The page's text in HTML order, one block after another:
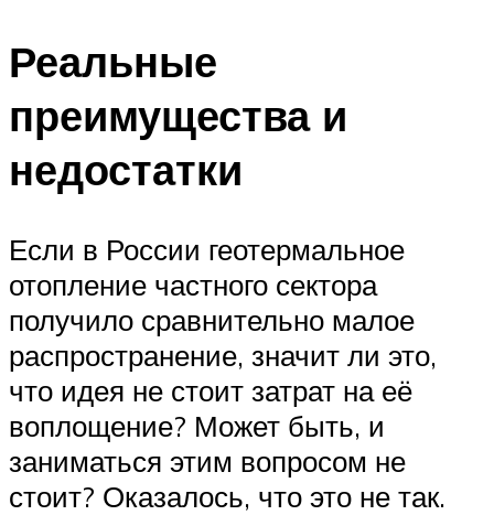
Реальные
преимущества и
недостатки
Если в России геотермальное
отопление частного сектора
получило сравнительно малое
распространение, значит ли это,
что идея не стоит затрат на её
воплощение? Может быть, и
заниматься этим вопросом не
стоит? Оказалось, что это не так.